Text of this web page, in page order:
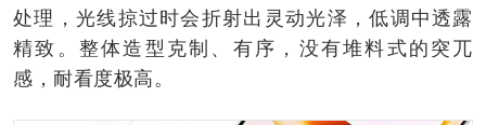
处理，光线掠过时会折射出灵动光泽，低调中透露
精致。整体造型克制、有序，没有堆料式的突兀
感，耐看度极高。